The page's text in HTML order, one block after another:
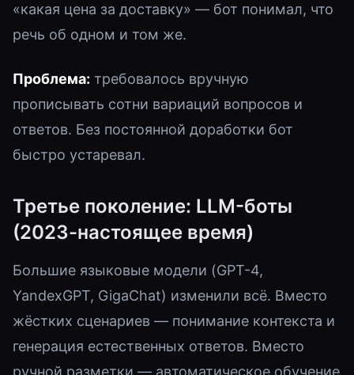
«какая цена за доставку» — бот понимал, что
речь об одном и том же.
Проблема: требовалось вручную
прописывать сотни вариаций вопросов и
ответов. Без постоянной доработки бот
быстро устаревал.
Третье поколение: LLM-боты
(2023-настоящее время)
Большие языковые модели (GPT-4,
YandexGPT, GigaChat) изменили всё. Вместо
жёстких сценариев — понимание контекста и
генерация естественных ответов. Вместо
ручной разметки — автоматическое обучение